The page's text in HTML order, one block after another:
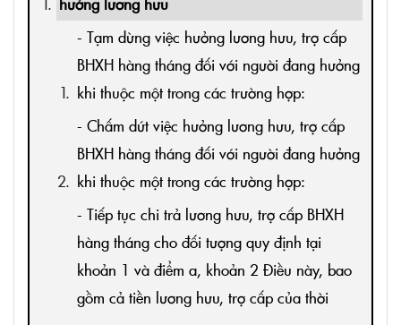
- Tạm dừng việc hưởng lương hưu, trợ cấp
BHXH hàng tháng đối với người đang hưởng
khi thuộc một trong các trường hợp:
- Chấm dứt việc hưởng lương hưu, trợ cấp
BHXH hàng tháng đối với người đang hưởng
khi thuộc một trong các trường hợp:
- Tiếp tục chi trả lương hưu, trợ cấp BHXH
hàng tháng cho đối tượng quy định tại
khoản 1 và điểm a, khoản 2 Điều này, bao
gồm cả tiền lương hưu, trợ cấp của thời